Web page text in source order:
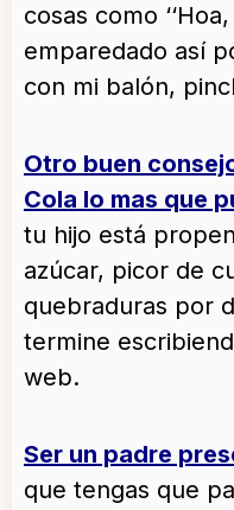
cosas como
emparedado así
con mi balón,
Otro buen
Cola lo mas que
tu hijo está
azúcar, picor de
quebraduras por
termine
web.
Ser un padre
que tengas que